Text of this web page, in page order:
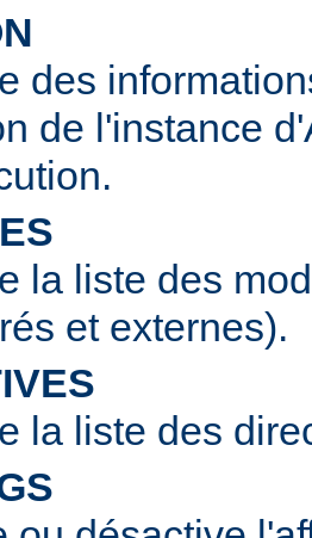
des
de l'instance
la liste des
et externes).
la liste des